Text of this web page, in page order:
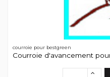
courroie pour bestgreen
Courroie d'avancement